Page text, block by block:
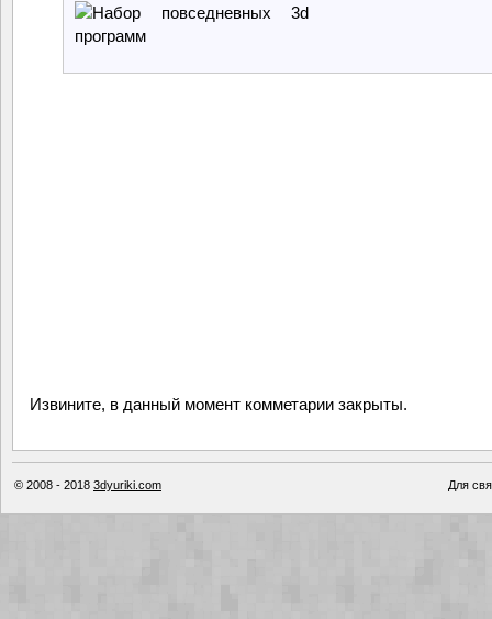
Извините, в данный момент комметарии закрыты.
© 2008 - 2018 3dyuriki.com Для